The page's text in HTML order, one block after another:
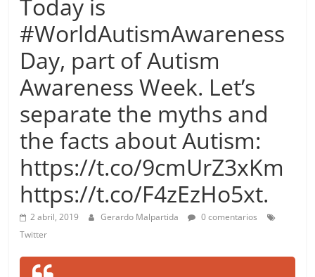
Learn
more.
Do
more.
Be
more.
Today is
#WorldAutismAwareness
Day, part of Autism
Awareness Week. Let’s
separate the myths and
the facts about Autism:
https://t.co/9cmUrZ3xKm
https://t.co/F4zEzHo5xt.
2 abril, 2019 Gerardo Malpartida
0 comentarios
Twitter